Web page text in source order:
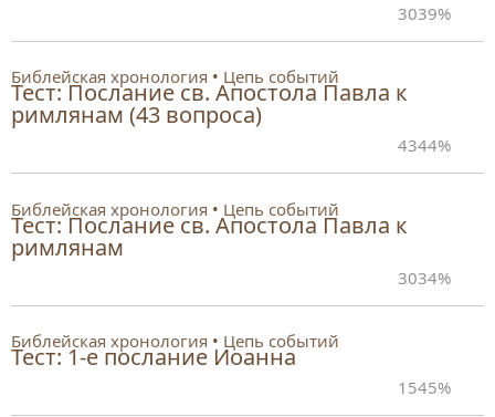
3039%
Библейская хронология Цепь событий
Тест: Послание св. Апостола Павла к
римлянам (43 вопроса)
4344%
Библейская хронология Цепь событий
Тест: Послание св. Апостола Павла к
римлянам
3034%
Библейская хронология Цепь событий
Тест: 1-е послание Иоанна
1545%